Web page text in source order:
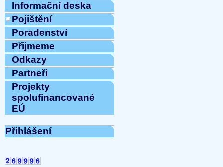
Informační deska
Pojištění
Poradenství
Přijmeme
Odkazy
Partneři
Projekty
spolufinancované
EÚ
Přihlášení